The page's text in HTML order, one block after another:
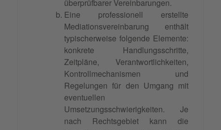
überprüfbarer Vereinbarungen.
Eine professionell erstellte
Mediationsvereinbarung enthält
typischerweise folgende Elemente:
konkrete Handlungsschritte,
Zeitpläne, Verantwortlichkeiten,
Kontrollmechanismen und
Regelungen für den Umgang mit
eventuellen
Umsetzungsschwierigkeiten. Je
nach Rechtsgebiet kann die